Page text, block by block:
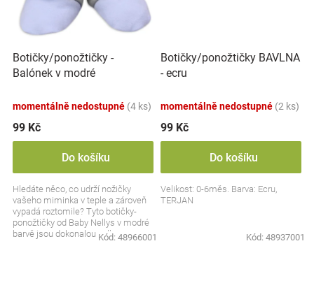
Přihlášení
Botičky/ponožtičky -
Balónek v modré
momentálně nedostupné (4 ks)
99 Kč
Do košíku
Hledáte něco, co udrží nožičky
vašeho miminka v teple a zároveň
vypadá roztomile? Tyto botičky-
ponožtičky od Baby Nellys v modré
barvě jsou dokonalou volbou.
Kód: 48966001
Botičky/ponožtičky BAVLNA
- ecru
momentálně nedostupné (2 ks)
99 Kč
Do košíku
Velikost: 0-6měs. Barva: Ecru,
TERJAN
Kód: 48937001